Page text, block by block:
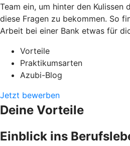
Team ein, um hinter den Kulissen
diese Fragen zu bekommen. So
Arbeit bei einer Bank etwas für
Vorteile
Praktikumsarten
Azubi-Blog
Jetzt bewerben
Deine Vorteile
Einblick ins